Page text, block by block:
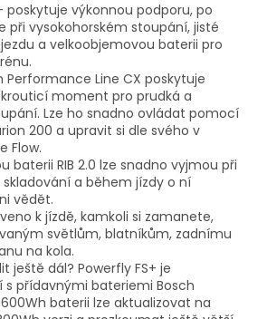
poskytuje výkonnou podporu, po
při vysokohorském stoupání, jisté
a velkoobjemovou baterii pro
Performance Line CX poskytuje
moment pro prudká a
Lze ho snadno ovládat pomocí
200 a upravit si dle svého v
Flow.
baterii RIB 2.0 lze snadno vyjmou při
a během jízdy o ní
vědět.
k jízdě, kamkoli si zamanete,
světlům, blatníkům, zadnímu
na kola.
ještě dál? Powerfly FS+ je
s přídavnými bateriemi Bosch
baterii lze aktualizovat na